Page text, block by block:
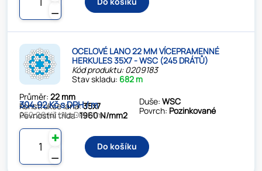
⚊
OCELOVÉ LANO 22 MM VÍCEPRAMENNÉ
HERKULES 35X7 - WSC (245 DRÁTŮ)
Kód produktu: 0209183
Stav skladu: 682 m
Průměr:22 mm
Konstrukce lana:35x7
Pevnostní třída:1960 N/mm2
Duše:WSC
Povrch: Pozinkované
304.92 Kč s DPH / m
252.00 Kč bez DPH / m
⚊
✚
Do košíku